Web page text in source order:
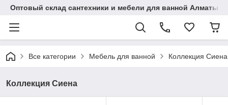
Оптовый склад сантехники и мебели для ванной Алматы •
Все категории Мебель для ванной Коллекция Сиена
Коллекция Сиена